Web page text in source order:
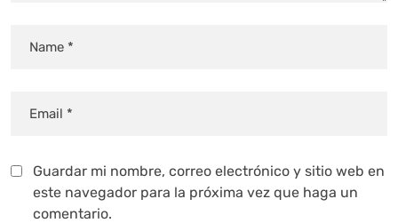
Guardar mi nombre, correo electrónico y sitio web en
este navegador para la próxima vez que haga un
comentario.